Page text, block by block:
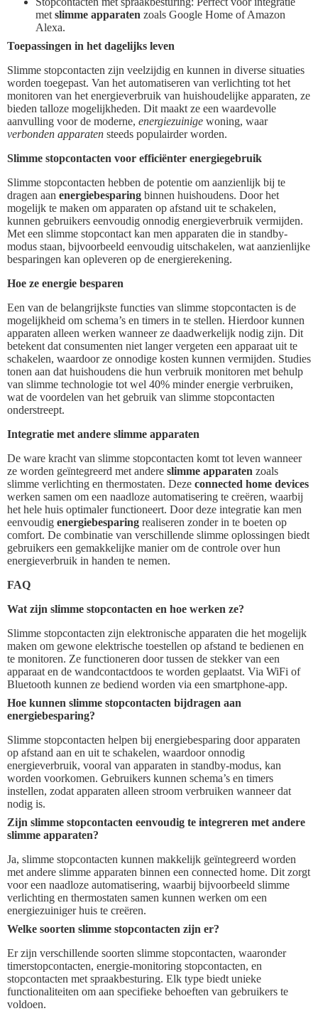
met slimme apparaten zoals Google Home of Amazon
Alexa.
Toepassingen in het dagelijks leven
Slimme stopcontacten zijn veelzijdig en kunnen in diverse situaties
worden toegepast. Van het automatiseren van verlichting tot het
monitoren van het energieverbruik van huishoudelijke apparaten, ze
bieden talloze mogelijkheden. Dit maakt ze een waardevolle
aanvulling voor de moderne, energiezuinige woning, waar
verbonden apparaten steeds populairder worden.
Slimme stopcontacten voor efficiënter energiegebruik
Slimme stopcontacten hebben de potentie om aanzienlijk bij te
dragen aan energiebesparing binnen huishoudens. Door het
mogelijk te maken om apparaten op afstand uit te schakelen,
kunnen gebruikers eenvoudig onnodig energieverbruik vermijden.
Met een slimme stopcontact kan men apparaten die in standby-
modus staan, bijvoorbeeld eenvoudig uitschakelen, wat aanzienlijke
besparingen kan opleveren op de energierekening.
Hoe ze energie besparen
Een van de belangrijkste functies van slimme stopcontacten is de
mogelijkheid om schema’s en timers in te stellen. Hierdoor kunnen
apparaten alleen werken wanneer ze daadwerkelijk nodig zijn. Dit
betekent dat consumenten niet langer vergeten een apparaat uit te
schakelen, waardoor ze onnodige kosten kunnen vermijden. Studies
tonen aan dat huishoudens die hun verbruik monitoren met behulp
van slimme technologie tot wel 40% minder energie verbruiken,
wat de voordelen van het gebruik van slimme stopcontacten
onderstreept.
Integratie met andere slimme apparaten
De ware kracht van slimme stopcontacten komt tot leven wanneer
ze worden geïntegreerd met andere slimme apparaten zoals
slimme verlichting en thermostaten. Deze connected home devices
werken samen om een naadloze automatisering te creëren, waarbij
het hele huis optimaler functioneert. Door deze integratie kan men
eenvoudig energiebesparing realiseren zonder in te boeten op
comfort. De combinatie van verschillende slimme oplossingen biedt
gebruikers een gemakkelijke manier om de controle over hun
energieverbruik in handen te nemen.
FAQ
Wat zijn slimme stopcontacten en hoe werken ze?
Slimme stopcontacten zijn elektronische apparaten die het mogelijk
maken om gewone elektrische toestellen op afstand te bedienen en
te monitoren. Ze functioneren door tussen de stekker van een
apparaat en de wandcontactdoos te worden geplaatst. Via WiFi of
Bluetooth kunnen ze bediend worden via een smartphone-app.
Hoe kunnen slimme stopcontacten bijdragen aan
energiebesparing?
Slimme stopcontacten helpen bij energiebesparing door apparaten
op afstand aan en uit te schakelen, waardoor onnodig
energieverbruik, vooral van apparaten in standby-modus, kan
worden voorkomen. Gebruikers kunnen schema’s en timers
instellen, zodat apparaten alleen stroom verbruiken wanneer dat
nodig is.
Zijn slimme stopcontacten eenvoudig te integreren met andere
slimme apparaten?
Ja, slimme stopcontacten kunnen makkelijk geïntegreerd worden
met andere slimme apparaten binnen een connected home. Dit zorgt
voor een naadloze automatisering, waarbij bijvoorbeeld slimme
verlichting en thermostaten samen kunnen werken om een
energiezuiniger huis te creëren.
Welke soorten slimme stopcontacten zijn er?
Er zijn verschillende soorten slimme stopcontacten, waaronder
timerstopcontacten, energie-monitoring stopcontacten, en
stopcontacten met spraakbesturing. Elk type biedt unieke
functionaliteiten om aan specifieke behoeften van gebruikers te
voldoen.